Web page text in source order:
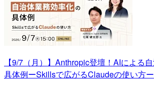
【9/7（月）】Anthropic登壇！AIによる
具体例ーSkillsで広がるClaudeの使い方ー